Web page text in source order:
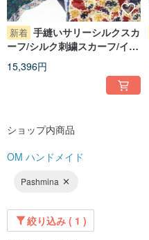
新着 手縫いサリーシルクスカ
ーフ/シルク刺繍スカーフ/イン
ドシルク刺繍スカーフ - ブル
ーパッチワークフラワー
15,396円
ショップ内商品
OM ハンドメイド
Pashmina
絞り込み ( 1 )